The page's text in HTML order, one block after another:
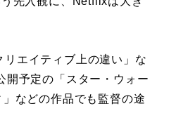
エイティブ上の違い」な
開予定の「スター・ウォー
などの作品でも監督の途